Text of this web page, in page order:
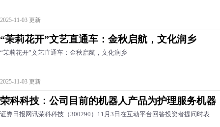
2025-11-03 更新
“茉莉花开”文艺直通车：金秋启航，文化润乡
“茉莉花开”文艺直通车：金秋启航，文化润乡
2025-11-03 更新
荣科科技：公司目前的机器人产品为护理服务机器
证券日报网讯荣科科技（300290）11月3日在互动平台回答投资者提问时表